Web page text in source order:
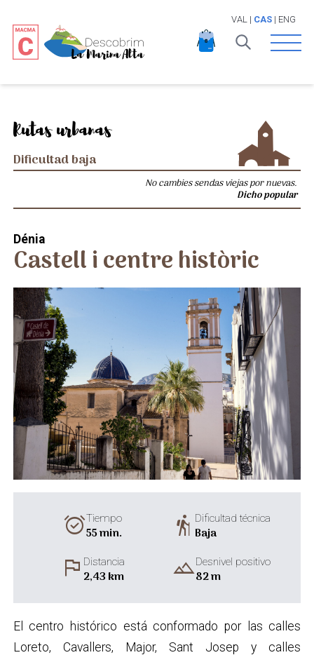
VAL | CAS| ENG
Open
Rutas urbanas
Dificultad baja
No cambies sendas viejas por nuevas.
Dicho popular
Dénia
Castell i centre històric
alarm_onTiempo
55 min. hikingDificultad técnica
Baja
flag Distancia
2,43 km landscapeDesnivel positivo
82 m
El centro histórico está conformado por las calles
Loreto, Cavallers, Major, Sant Josep y calles